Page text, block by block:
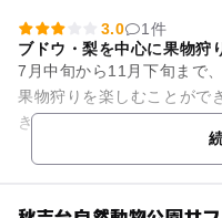
3.0
1件
ブドウ・梨を中心に果物狩
7月中旬から11月下旬まで
果物狩りを楽しむことがで
き。必要なだけ狩った果物
なのでお電話でご確認くだ